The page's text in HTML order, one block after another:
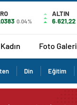
0.04%
ALTIN
6.621,22
Kadın Foto Galeri
Din Eğitim